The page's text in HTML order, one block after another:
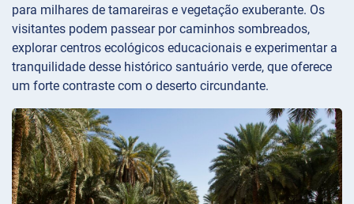
para milhares de tamareiras e vegetação exuberante. Os
visitantes podem passear por caminhos sombreados,
explorar centros ecológicos educacionais e experimentar a
tranquilidade desse histórico santuário verde, que oferece
um forte contraste com o deserto circundante.